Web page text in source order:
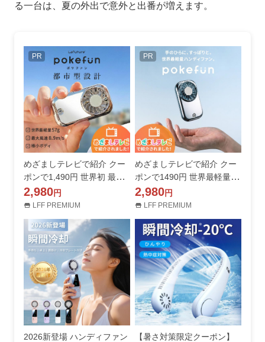
る一台は、夏の外出で意外と出番が増えます。
PR
めざましテレビで紹介 クー
ポンで1,490円 世界初 最小
型 ハンディファン 2026新作
ポケファン ポケットファン
扇風機 小型扇風機 強風
2,980円
LFF PREMIUM
PR
めざましテレビで紹介 クー
ポンで1490円 世界最軽量57
g ハンディファン 2026新作
ポケファン ポケットファン
扇風機 コンパクト 強風
2,980円
LFF PREMIUM
2026新登場 ハンディファン
【暑さ対策限定クーポン】